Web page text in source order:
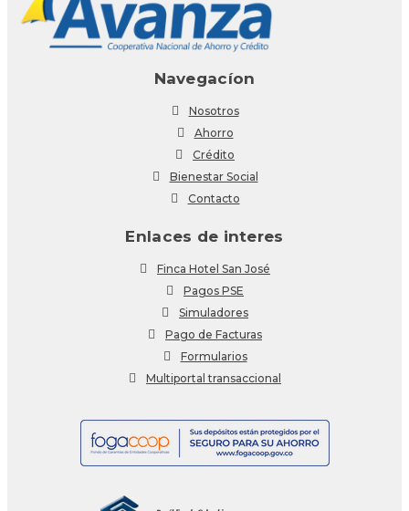
Navegacíon
Nosotros
Ahorro
Crédito
Bienestar Social
Contacto
Enlaces de interes
Finca Hotel San José
Pagos PSE
Simuladores
Pago de Facturas
Formularios
Multiportal transaccional